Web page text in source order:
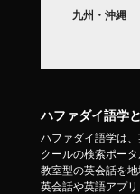
九州・沖縄
ハファダイ語学
ハファダイ語学は
クールの検索ポータ
教室型の英会話を
英会話や英語アプ